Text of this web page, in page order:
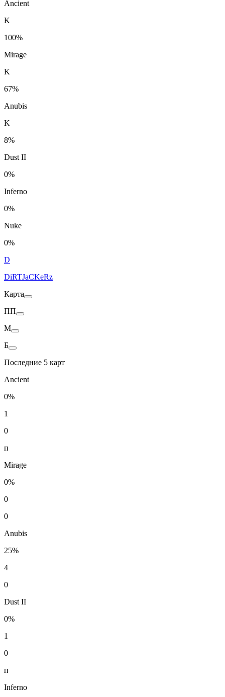
Ancient
K
100%
Mirage
K
67%
Anubis
K
8%
Dust II
0%
Inferno
0%
Nuke
0%
D
DiRTJaCKeRz
Карта
ПП
M
Б
Последние 5 карт
Ancient
0%
1
0
п
Mirage
0%
0
0
Anubis
25%
4
0
Dust II
0%
1
0
п
Inferno